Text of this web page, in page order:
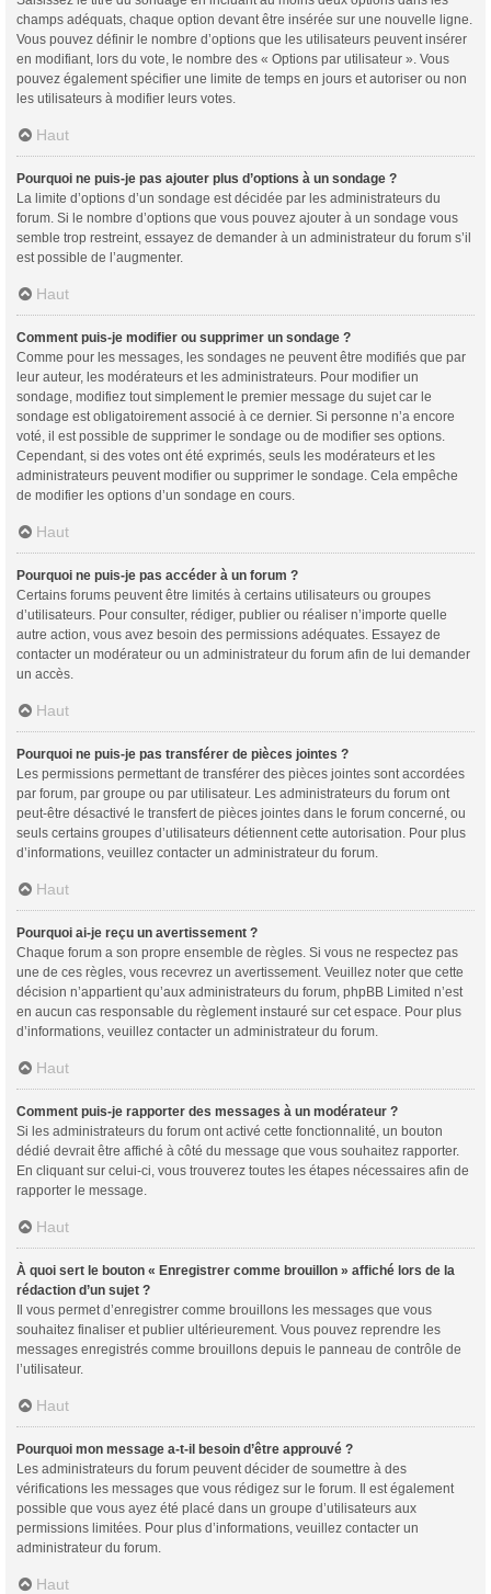
champs adéquats, chaque option devant être insérée sur une nouvelle ligne.
Vous pouvez définir le nombre d’options que les utilisateurs peuvent insérer
en modifiant, lors du vote, le nombre des « Options par utilisateur ». Vous
pouvez également spécifier une limite de temps en jours et autoriser ou non
les utilisateurs à modifier leurs votes.
Haut
Pourquoi ne puis-je pas ajouter plus d’options à un sondage ?
La limite d’options d’un sondage est décidée par les administrateurs du
forum. Si le nombre d’options que vous pouvez ajouter à un sondage vous
semble trop restreint, essayez de demander à un administrateur du forum s’il
est possible de l’augmenter.
Haut
Comment puis-je modifier ou supprimer un sondage ?
Comme pour les messages, les sondages ne peuvent être modifiés que par
leur auteur, les modérateurs et les administrateurs. Pour modifier un
sondage, modifiez tout simplement le premier message du sujet car le
sondage est obligatoirement associé à ce dernier. Si personne n’a encore
voté, il est possible de supprimer le sondage ou de modifier ses options.
Cependant, si des votes ont été exprimés, seuls les modérateurs et les
administrateurs peuvent modifier ou supprimer le sondage. Cela empêche
de modifier les options d’un sondage en cours.
Haut
Pourquoi ne puis-je pas accéder à un forum ?
Certains forums peuvent être limités à certains utilisateurs ou groupes
d’utilisateurs. Pour consulter, rédiger, publier ou réaliser n’importe quelle
autre action, vous avez besoin des permissions adéquates. Essayez de
contacter un modérateur ou un administrateur du forum afin de lui demander
un accès.
Haut
Pourquoi ne puis-je pas transférer de pièces jointes ?
Les permissions permettant de transférer des pièces jointes sont accordées
par forum, par groupe ou par utilisateur. Les administrateurs du forum ont
peut-être désactivé le transfert de pièces jointes dans le forum concerné, ou
seuls certains groupes d’utilisateurs détiennent cette autorisation. Pour plus
d’informations, veuillez contacter un administrateur du forum.
Haut
Pourquoi ai-je reçu un avertissement ?
Chaque forum a son propre ensemble de règles. Si vous ne respectez pas
une de ces règles, vous recevrez un avertissement. Veuillez noter que cette
décision n’appartient qu’aux administrateurs du forum, phpBB Limited n’est
en aucun cas responsable du règlement instauré sur cet espace. Pour plus
d’informations, veuillez contacter un administrateur du forum.
Haut
Comment puis-je rapporter des messages à un modérateur ?
Si les administrateurs du forum ont activé cette fonctionnalité, un bouton
dédié devrait être affiché à côté du message que vous souhaitez rapporter.
En cliquant sur celui-ci, vous trouverez toutes les étapes nécessaires afin de
rapporter le message.
Haut
À quoi sert le bouton « Enregistrer comme brouillon » affiché lors de la
rédaction d’un sujet ?
Il vous permet d’enregistrer comme brouillons les messages que vous
souhaitez finaliser et publier ultérieurement. Vous pouvez reprendre les
messages enregistrés comme brouillons depuis le panneau de contrôle de
l’utilisateur.
Haut
Pourquoi mon message a-t-il besoin d’être approuvé ?
Les administrateurs du forum peuvent décider de soumettre à des
vérifications les messages que vous rédigez sur le forum. Il est également
possible que vous ayez été placé dans un groupe d’utilisateurs aux
permissions limitées. Pour plus d’informations, veuillez contacter un
administrateur du forum.
Haut